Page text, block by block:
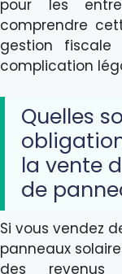
pour les
comprendre
gestion
complication
Quelles
la vente
de
Si vous vendez
panneaux
des revenus